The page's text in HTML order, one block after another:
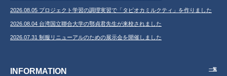
2026.08.05 プロジェクト学習の調理実習で「タピオカミルクティ」を作りました
2026.08.04 台湾国立聯合大学の鄂貞君先生が来校されました
2026.07.31 制服リニューアルのための展示会を開催しました
INFORMATION 一覧